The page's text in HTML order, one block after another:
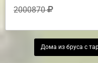
2000870
Дома из бруса с